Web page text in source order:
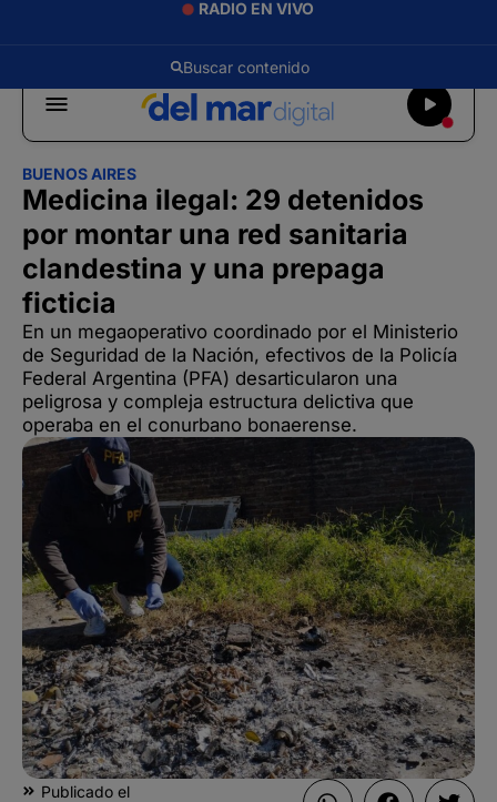
RADIO EN VIVO
BUENOS AIRES
Medicina ilegal: 29 detenidos
por montar una red sanitaria
clandestina y una prepaga
ficticia
En un megaoperativo coordinado por el Ministerio
de Seguridad de la Nación, efectivos de la Policía
Federal Argentina (PFA) desarticularon una
peligrosa y compleja estructura delictiva que
operaba en el conurbano bonaerense.
Publicado el